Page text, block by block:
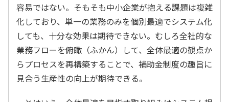
容易ではない。そもそも中小企業が抱える課題は複雑
化しており、単一の業務のみを個別最適でシステム化
しても、十分な効果は期待できない。むしろ全社的な
業務フローを俯瞰（ふかん）して、全体最適の観点か
らプロセスを再構築することで、補助金制度の趣旨に
見合う生産性の向上が期待できる。